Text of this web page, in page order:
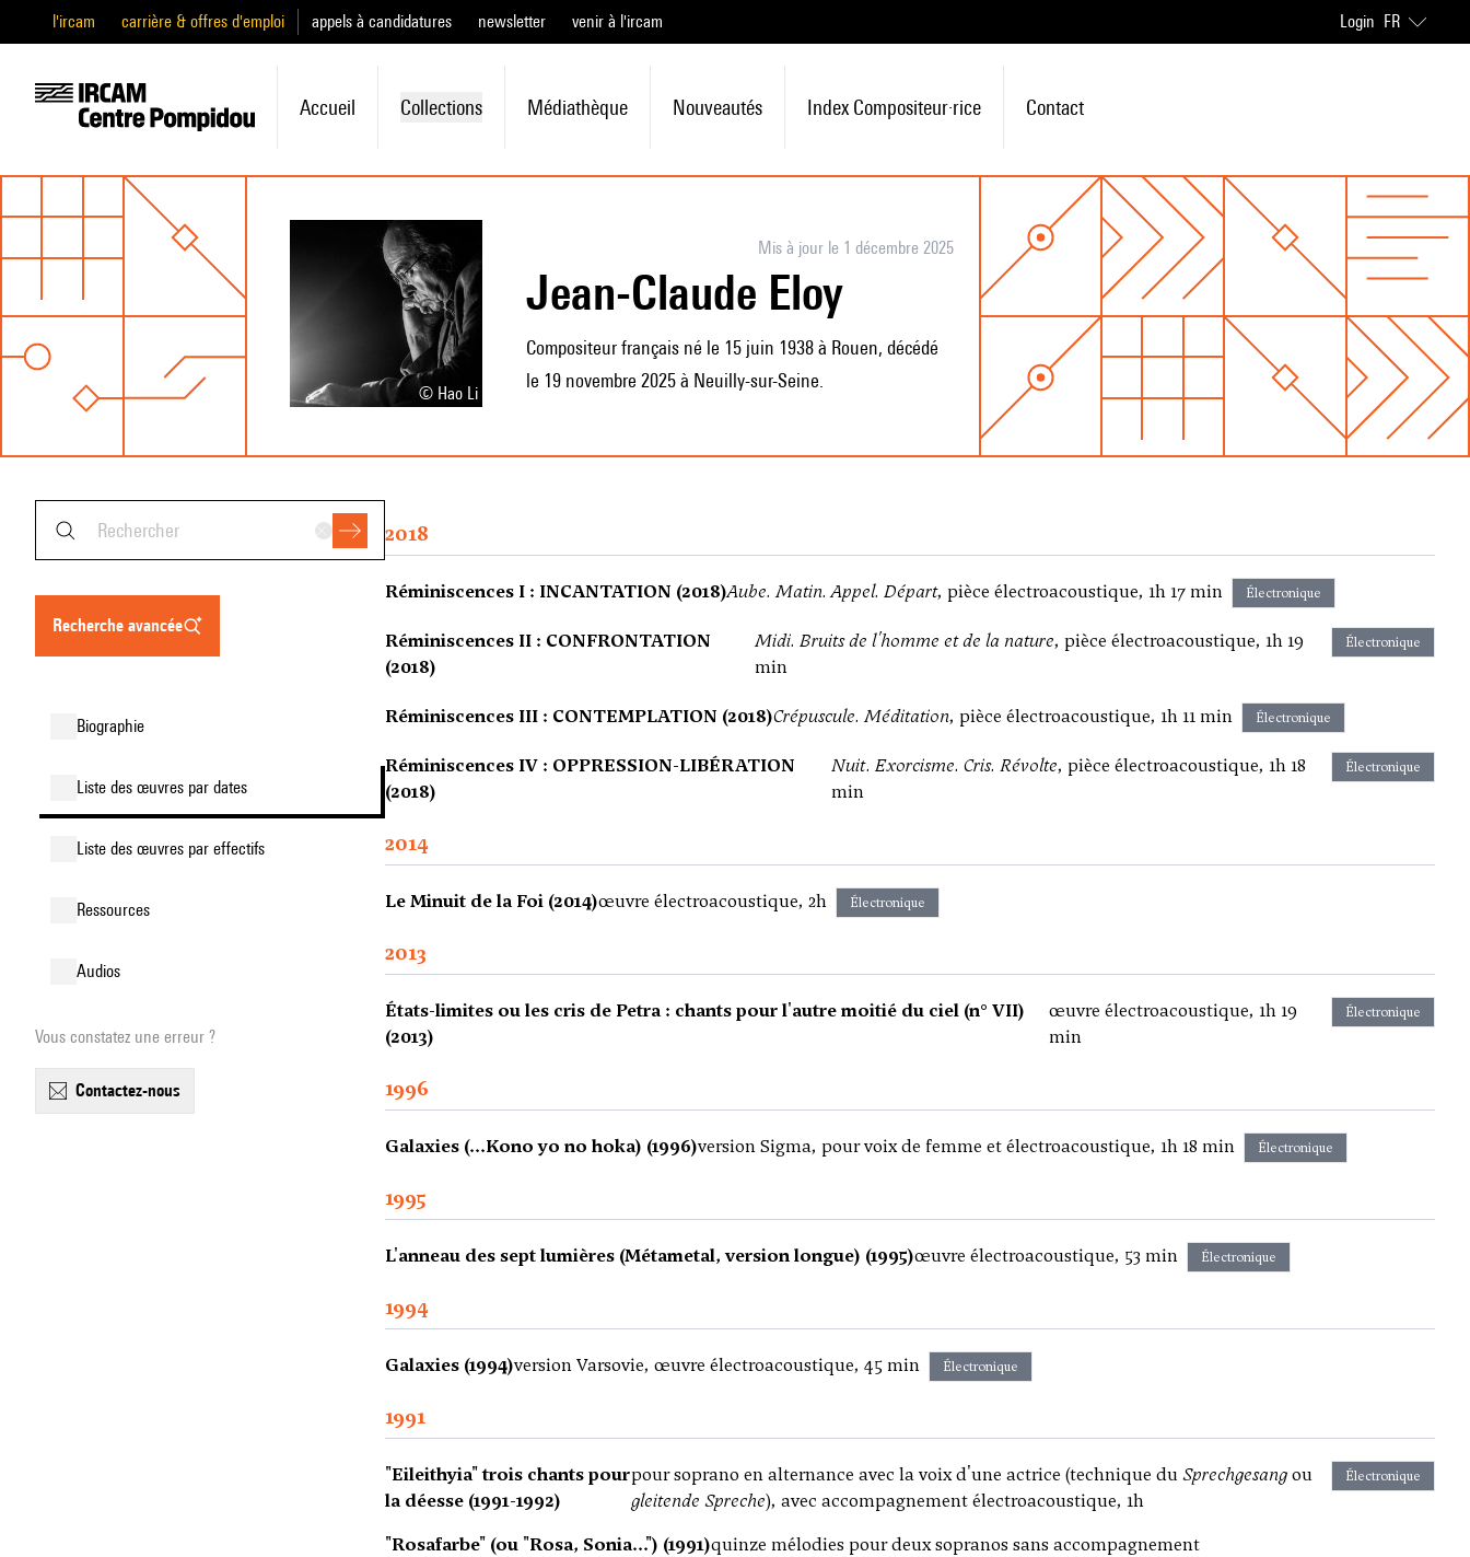
l'ircam carrière & offres d'emploi appels à candidatures newsletter venir à l'ircam Login FR
Accueil Collections Médiathèque Nouveautés Index Compositeur·rice Contact
© Hao Li
Mis à jour le 1 décembre 2025
Jean-Claude Eloy
Compositeur français né le 15 juin 1938 à Rouen, décédé
le 19 novembre 2025 à Neuilly-sur-Seine.
recherche avancée
biographie
liste des œuvres par dates
liste des œuvres par effectifs
ressources
audios
Vous constatez une erreur ?
contactez-nous
2018
Réminiscences I : INCANTATION (2018)Aube. Matin. Appel. Départ, pièce électroacoustique, 1h 17 min Électronique
Réminiscences II : CONFRONTATION
(2018)
Midi. Bruits de l'homme et de la nature, pièce électroacoustique, 1h 19
min
Électronique
Réminiscences III : CONTEMPLATION (2018)Crépuscule. Méditation, pièce électroacoustique, 1h 11 min Électronique
Réminiscences IV : OPPRESSION-LIBÉRATION
(2018)
Nuit. Exorcisme. Cris. Révolte, pièce électroacoustique, 1h 18
min
Électronique
2014
Le Minuit de la Foi (2014)œuvre électroacoustique, 2h Électronique
2013
États-limites ou les cris de Petra : chants pour l'autre moitié du ciel (n° VII)
(2013)
œuvre électroacoustique, 1h 19
min
Électronique
1996
Galaxies (...Kono yo no hoka) (1996)version Sigma, pour voix de femme et électroacoustique, 1h 18 min Électronique
1995
L'anneau des sept lumières (Métametal, version longue) (1995)œuvre électroacoustique, 53 min Électronique
1994
Galaxies (1994)version Varsovie, œuvre électroacoustique, 45 min Électronique
1991
"Eileithyia" trois chants pour
la déesse (1991-1992)
pour soprano en alternance avec la voix d'une actrice (technique duSprechgesangou
gleitende Spreche), avec accompagnement électroacoustique, 1h
Électronique
"Rosafarbe" (ou "Rosa, Sonia...") (1991)quinze mélodies pour deux sopranos sans accompagnement